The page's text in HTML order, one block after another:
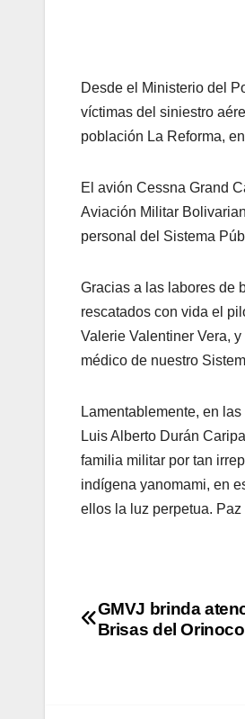
Desde el Ministerio del
víctimas del siniestro
población La Reforma,
El avión Cessna Grand
Aviación Militar
personal del Sistema
Gracias a las labores de
rescatados con vida el
Valerie Valentiner Vera,
médico de nuestro
Lamentablemente, en
Luis Alberto Durán
familia militar por tan
indígena yanomami, en
ellos la luz perpetua. Paz
GMVJ brinda
Brisas del